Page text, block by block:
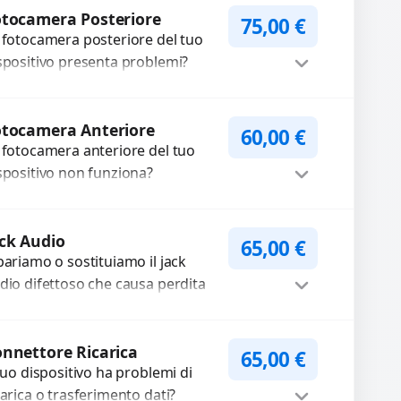
Posteriore
fotocamera posteriore del tuo
presenta problemi?
non funzionante,...
75,00€
Anteriore
fotocamera anteriore del tuo
non funziona?
immagini sfocate, messa a...
60,00€
Audio
o sostituiamo il jack
difettoso che causa perdita
65,00€
Ricarica
dispositivo ha problemi di
o trasferimento dati?
65,00€